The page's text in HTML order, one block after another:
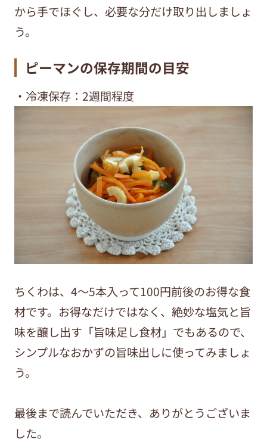
から手でほぐし、必要な分だけ取り出しましょ
う。
ピーマンの保存期間の目安
・冷凍保存：2週間程度
ちくわは、4～5本入って100円前後のお得な食
材です。お得なだけではなく、絶妙な塩気と旨
味を醸し出す「旨味足し食材」でもあるので、
シンプルなおかずの旨味出しに使ってみましょ
う。
最後まで読んでいただき、ありがとうございま
した。